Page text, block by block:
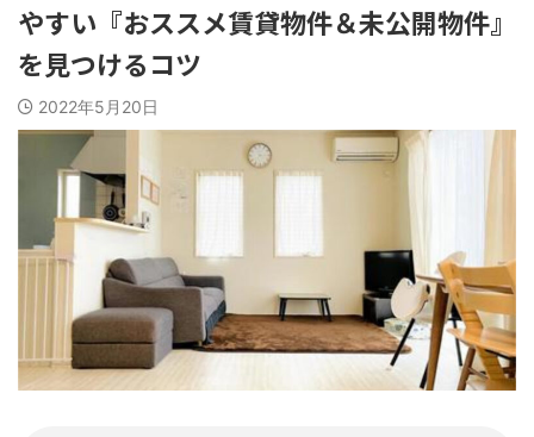
やすい『おススメ賃貸物件＆未公開物件』
を見つけるコツ
2022年5月20日